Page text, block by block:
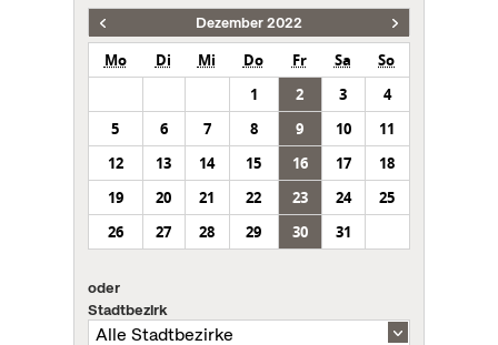
Dezember 2022
Mo Di Mi Do Fr Sa
So
1
2 3
4
5
6 7 8 9 10
11
12
13 14 15 16 17
18
19
20 21 22 23 24
25
26
27 28 29 30 31
oder
Stadtbezirk